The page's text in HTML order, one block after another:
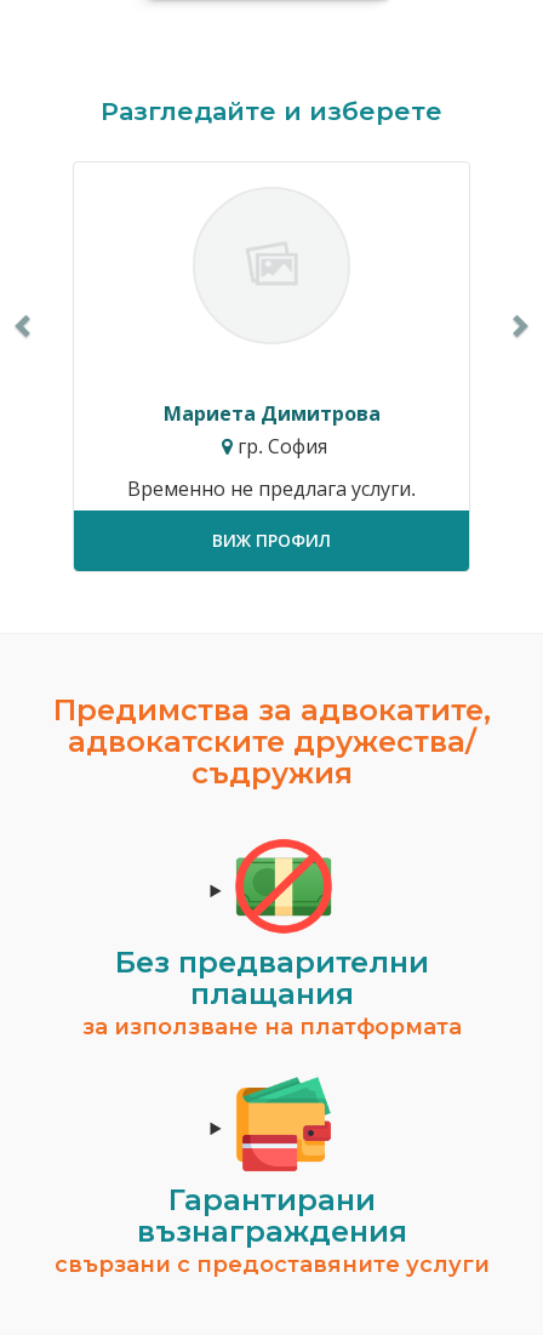
Разгледайте и изберете
Мариета Димитрова
гр. София
Временно не предлага услуги.
ВИЖ ПРОФИЛ
Предимства за адвокатите,
адвокатските дружества/
съдружия
Без предварителни
плащания
за използване на платформата
Гарантирани
възнаграждения
свързани с предоставяните услуги